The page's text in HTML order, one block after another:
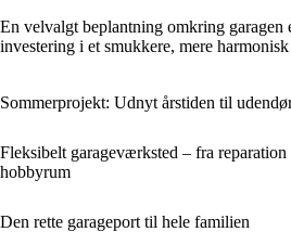
En velvalgt beplantning omkring garagen
investering i et smukkere, mere
Sommerprojekt: Udnyt årstiden til
Fleksibelt garageværksted – fra
hobbyrum
Den rette garageport til hele familien